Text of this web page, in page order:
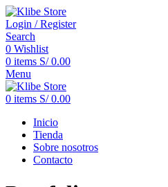
Login / Register
Search
0 Wishlist
0 items S/0.00
Menu
0 items S/0.00
Inicio
Tienda
Sobre nosotros
Contacto